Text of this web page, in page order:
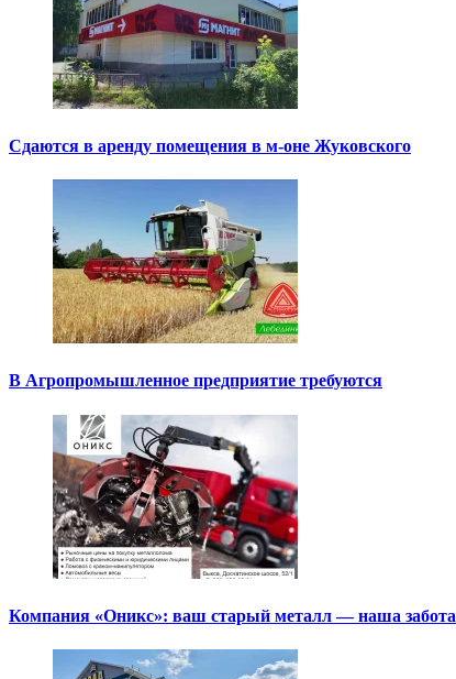
Сдаются в аренду помещения в м-оне Жуковского
В Агропромышленное предприятие требуются
Компания «Оникс»: ваш старый металл — наша забота